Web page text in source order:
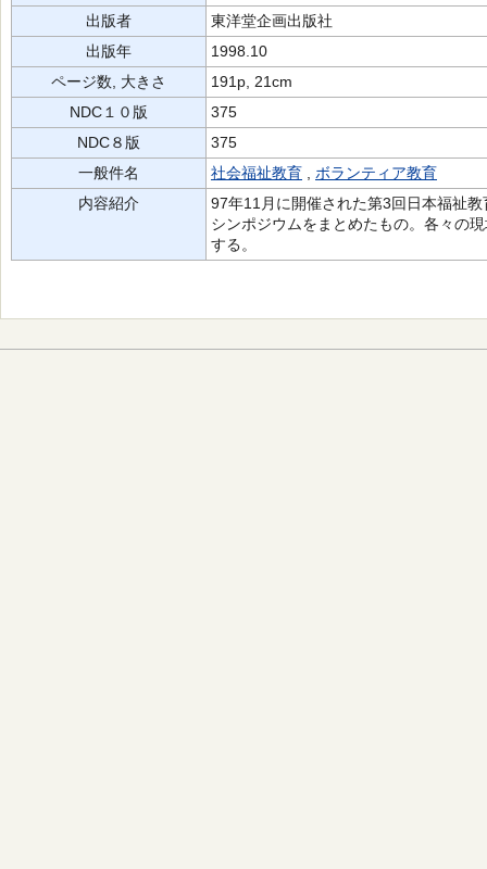
出版者
東洋堂企画出版社
出版年
1998.10
ページ数, 大きさ
191p, 21cm
NDC１０版
375
NDC８版
375
一般件名
社会福祉教育
ボランティア教育
内容紹介
97年11月に開催された第3回日本福祉
シンポジウムをまとめたもの。各々の
する。